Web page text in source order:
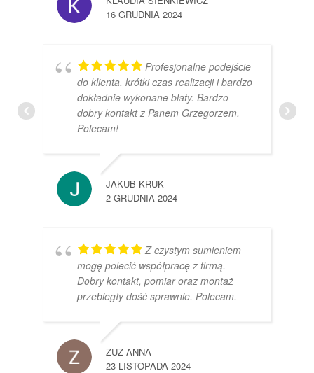
16 GRUDNIA 2024
Profesjonalne podejście
do klienta, krótki czas realizacji i bardzo
dokładnie wykonane blaty. Bardzo
dobry kontakt z Panem Grzegorzem.
Polecam!
JAKUB KRUK
2 GRUDNIA 2024
Z czystym sumieniem
mogę polecić współpracę z firmą.
Dobry kontakt, pomiar oraz montaż
przebiegły dość sprawnie. Polecam.
ZUZ ANNA
23 LISTOPADA 2024